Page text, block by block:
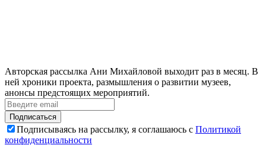
Авторская рассылка Ани Михайловой выходит раз в месяц. В
ней хроники проекта, размышления о развитии музеев,
анонсы предстоящих мероприятий.
Подписаться
Подписываясь на рассылку, я соглашаюсь с Политикой
конфиденциальности